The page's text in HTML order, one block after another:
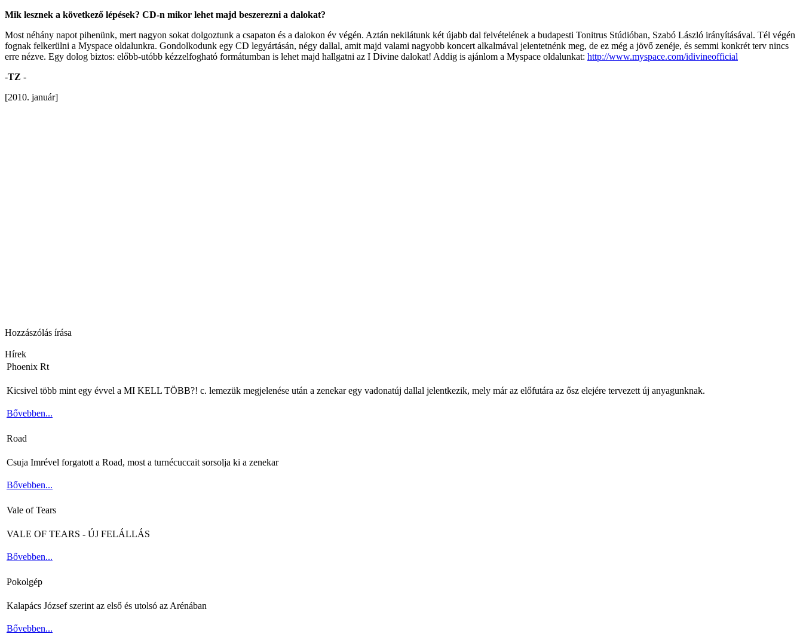
Mik lesznek a következő lépések? CD-n mikor lehet majd beszerezni a dalokat?
Most néhány napot pihenünk, mert nagyon sokat dolgoztunk a csapaton és a dalokon év végén. Aztán nekilátunk két újabb dal felvételének a budapesti Tonitrus Stúdióban, Szabó László irányításával. Tél végén
fognak felkerülni a Myspace oldalunkra. Gondolkodunk egy CD legyártásán, négy dallal, amit majd valami nagyobb koncert alkalmával jelentetnénk meg, de ez még a jövő zenéje, és semmi konkrét terv nincs
erre nézve. Egy dolog biztos: előbb-utóbb kézzelfogható formátumban is lehet majd hallgatni az I Divine dalokat! Addig is ajánlom a Myspace oldalunkat: http://www.myspace.com/idivineofficial
-TZ -
[2010. január]
Hozzászólás írása
Hírek
Phoenix Rt
Kicsivel több mint egy évvel a MI KELL TÖBB?! c. lemezük megjelenése után a zenekar egy vadonatúj dallal jelentkezik, mely már az előfutára az ősz elejére tervezett új anyagunknak.
Bővebben...
Road
Csuja Imrével forgatott a Road, most a turnécuccait sorsolja ki a zenekar
Bővebben...
Vale of Tears
VALE OF TEARS - ÚJ FELÁLLÁS
Bővebben...
Pokolgép
Kalapács József szerint az első és utolsó az Arénában
Bővebben...